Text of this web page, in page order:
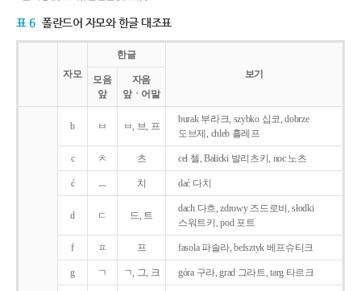
표 6 폴란드어 자모와 한글 대조표
자모
한글
보기
모음
앞
자음
앞ㆍ어말
b ㅂ ㅂ, 브, 프
burak 부라크, szybko 십코, dobrze
도브제, chleb 흘레프
c ㅊ 츠 cel 첼, Balicki 발리츠키, noc 노츠
ć ㅡ 치 dać 다치
d ㄷ 드, 트
dach 다흐, zdrowy 즈드로비, słodki
스워트키, pod 포트
f ㅍ 프 fasola 파솔라, befsztyk 베프슈티크
g ㄱ ㄱ, 그, 크 góra 구라, grad 그라트, targ 타르크